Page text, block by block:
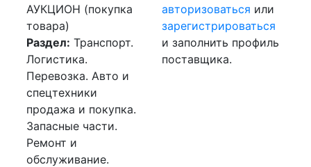
АУКЦИОН (покупка
товара)
Раздел: Транспорт.
Логистика.
Перевозка. Авто и
спецтехники
продажа и покупка.
Запасные части.
Ремонт и
обслуживание.
авторизоваться или
зарегистрироваться
и заполнить профиль
поставщика.